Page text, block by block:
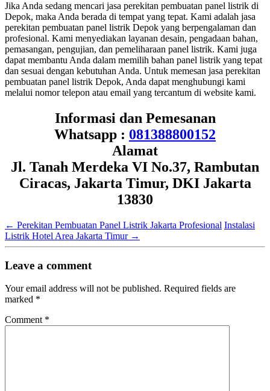
Jika Anda sedang mencari jasa perekitan pembuatan panel listrik di
Depok, maka Anda berada di tempat yang tepat. Kami adalah jasa
perekitan pembuatan panel listrik Depok yang berpengalaman dan
profesional. Kami menyediakan layanan desain, pengadaan bahan,
pemasangan, pengujian, dan pemeliharaan panel listrik. Kami juga
dapat membantu Anda dalam memilih bahan panel listrik yang tepat
dan sesuai dengan kebutuhan Anda. Untuk memesan jasa perekitan
pembuatan panel listrik Depok, Anda dapat menghubungi kami
melalui nomor telepon atau email yang tercantum di website kami.
Informasi dan Pemesanan
Whatsapp : 081388800152
Alamat
Jl. Tanah Merdeka VI No.37, Rambutan
Ciracas, Jakarta Timur, DKI Jakarta
13830
← Perekitan Pembuatan Panel Listrik Jakarta Profesional Instalasi
Listrik Hotel Area Jakarta Timur →
Leave a comment
Your email address will not be published. Required fields are
marked *
Comment *